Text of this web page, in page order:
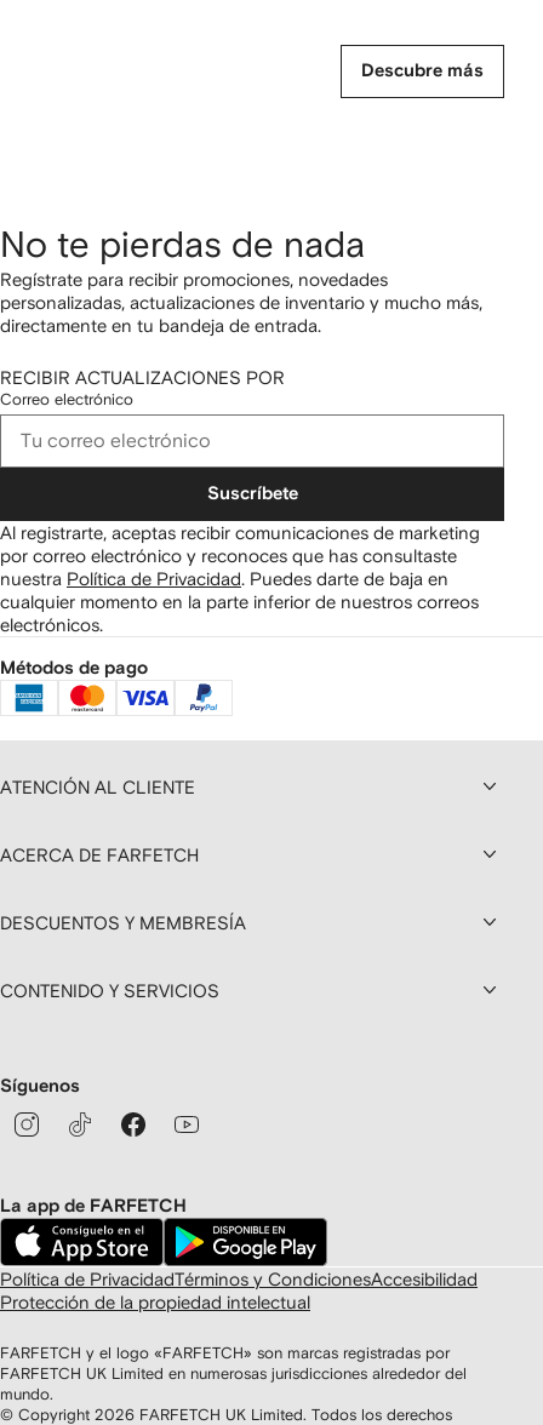
Descubre más
No te pierdas de nada
Regístrate para recibir promociones, novedades
personalizadas, actualizaciones de inventario y mucho más,
directamente en tu bandeja de entrada.
RECIBIR ACTUALIZACIONES POR
Correo electrónico
Suscríbete
Al registrarte, aceptas recibir comunicaciones de marketing
por correo electrónico y reconoces que has consultaste
nuestra Política de Privacidad Puedes darte de baja en
cualquier momento en la parte inferior de nuestros correos
electrónicos.
Métodos de pago
ATENCIÓN AL CLIENTE
ACERCA DE FARFETCH
DESCUENTOS Y MEMBRESÍA
CONTENIDO Y SERVICIOS
Síguenos
La app de FARFETCH
Política de PrivacidadTérminos y CondicionesAccesibilidad
Protección de la propiedad intelectual
FARFETCH y el logo «FARFETCH» son marcas registradas por
FARFETCH UK Limited en numerosas jurisdicciones alrededor del
mundo.
© Copyright 2026 FARFETCH UK Limited. Todos los derechos